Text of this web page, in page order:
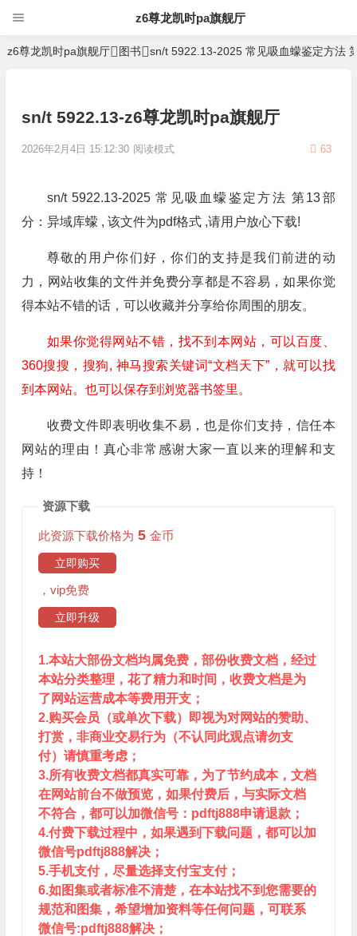
z6尊龙凯时pa旗舰厅
z6尊龙凯时pa旗舰厅 图书 sn/t 5922.13-2025 常见吸血蠓鉴定方法
sn/t 5922.13-z6尊龙凯时pa旗舰厅
2026年2月4日 15:12:30 63
阅读模式
sn/t 5922.13-2025 常见吸血蠓鉴定方法 第13部
分：异域库蠓 , 该文件为pdf格式 ,请用户放心下载!
尊敬的用户你们好，你们的支持是我们前进的动
力，网站收集的文件并免费分享都是不容易，如果你觉
得本站不错的话，可以收藏并分享给你周围的朋友。
如果你觉得网站不错，找不到本网站，可以百度、
360搜搜，搜狗, 神马搜索关键词“文档天下”，就可以找
到本网站。也可以保存到浏览器书签里。
收费文件即表明收集不易，也是你们支持，信任本
网站的理由！真心非常感谢大家一直以来的理解和支
持！
资源下载
此资源下载价格为 5 金币
立即购买
，vip免费
立即升级
1.本站大部份文档均属免费，部份收费文档，经过
本站分类整理，花了精力和时间，收费文档是为
了网站运营成本等费用开支；
2.购买会员（或单次下载）即视为对网站的赞助、
打赏，非商业交易行为（不认同此观点请勿支
付）请慎重考虑；
3.所有收费文档都真实可靠，为了节约成本，文档
在网站前台不做预览，如果付费后，与实际文档
不符合，都可以加微信号：pdftj888申请退款；
4.付费下载过程中，如果遇到下载问题，都可以加
微信号pdftj888解决；
5.手机支付，尽量选择支付宝支付；
6.如图集或者标准不清楚，在本站找不到您需要的
规范和图集，希望增加资料等任何问题，可联系
微信号:pdftj888解决；